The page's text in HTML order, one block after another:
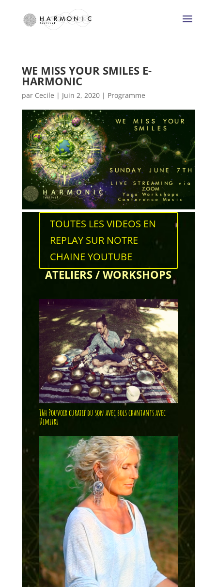
WE MISS YOUR SMILES E-
HARMONIC
par Cecile | Juin 2, 2020| Programme
TOUTES LES VIDEOS EN
REPLAY SUR NOTRE
CHAINE YOUTUBE
ATELIERS / WORKSHOPS
16h Pouvoir curatif du son avec bols chantants avec
Dimitri